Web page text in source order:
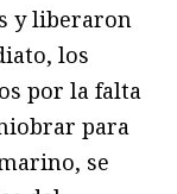
y liberaron
los
por la falta
para
se